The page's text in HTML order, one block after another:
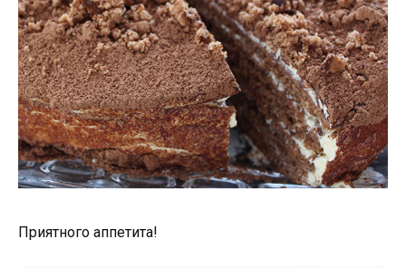
Приятного аппетита!